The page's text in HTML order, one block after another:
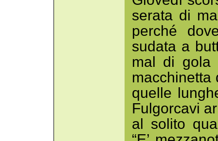
serata di
perché
sudata a
mal di gola
macchinetta
quelle
Fulgorcavi
al solito